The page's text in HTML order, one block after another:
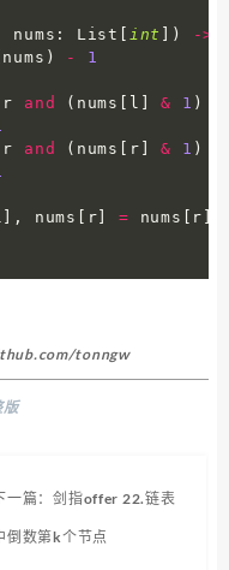
nums : List int ) ->
nums ) -
1
r and ( nums l & 1 )
r and ( nums r & 1 )
, nums r = nums r
tonngw
版
一篇：剑指offer 22.链表
倒数第k个节点